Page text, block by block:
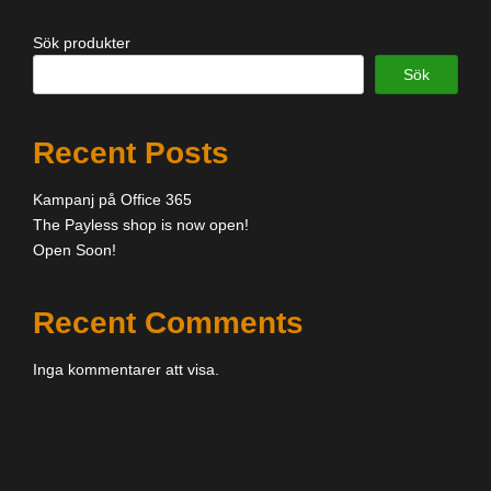
Sök produkter
Sök
Recent Posts
Kampanj på Office 365
The Payless shop is now open!
Open Soon!
Recent Comments
Inga kommentarer att visa.